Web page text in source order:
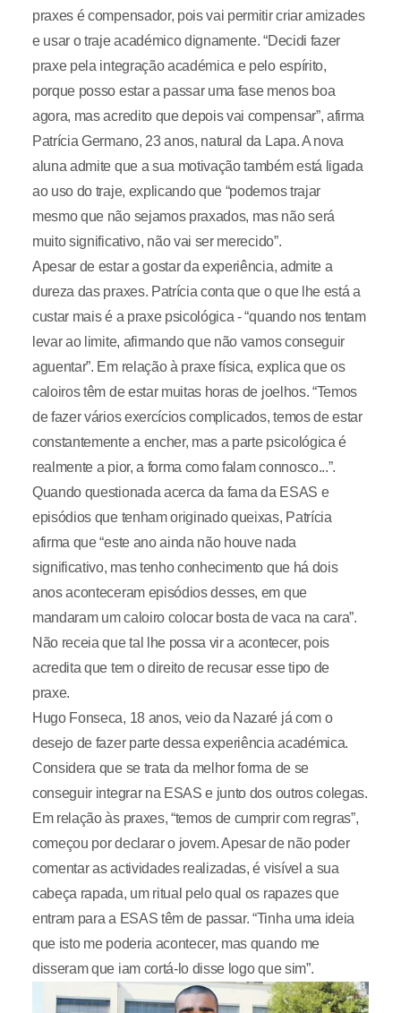
praxes é compensador, pois vai permitir criar amizades
e usar o traje académico dignamente. “Decidi fazer
praxe pela integração académica e pelo espírito,
porque posso estar a passar uma fase menos boa
agora, mas acredito que depois vai compensar”, afirma
Patrícia Germano, 23 anos, natural da Lapa. A nova
aluna admite que a sua motivação também está ligada
ao uso do traje, explicando que “podemos trajar
mesmo que não sejamos praxados, mas não será
muito significativo, não vai ser merecido”.
Apesar de estar a gostar da experiência, admite a
dureza das praxes. Patrícia conta que o que lhe está a
custar mais é a praxe psicológica - “quando nos tentam
levar ao limite, afirmando que não vamos conseguir
aguentar”. Em relação à praxe física, explica que os
caloiros têm de estar muitas horas de joelhos. “Temos
de fazer vários exercícios complicados, temos de estar
constantemente a encher, mas a parte psicológica é
realmente a pior, a forma como falam connosco...”.
Quando questionada acerca da fama da ESAS e
episódios que tenham originado queixas, Patrícia
afirma que “este ano ainda não houve nada
significativo, mas tenho conhecimento que há dois
anos aconteceram episódios desses, em que
mandaram um caloiro colocar bosta de vaca na cara”.
Não receia que tal lhe possa vir a acontecer, pois
acredita que tem o direito de recusar esse tipo de
praxe.
Hugo Fonseca, 18 anos, veio da Nazaré já com o
desejo de fazer parte dessa experiência académica.
Considera que se trata da melhor forma de se
conseguir integrar na ESAS e junto dos outros colegas.
Em relação às praxes, “temos de cumprir com regras”,
começou por declarar o jovem. Apesar de não poder
comentar as actividades realizadas, é visível a sua
cabeça rapada, um ritual pelo qual os rapazes que
entram para a ESAS têm de passar. “Tinha uma ideia
que isto me poderia acontecer, mas quando me
disseram que iam cortá-lo disse logo que sim”.